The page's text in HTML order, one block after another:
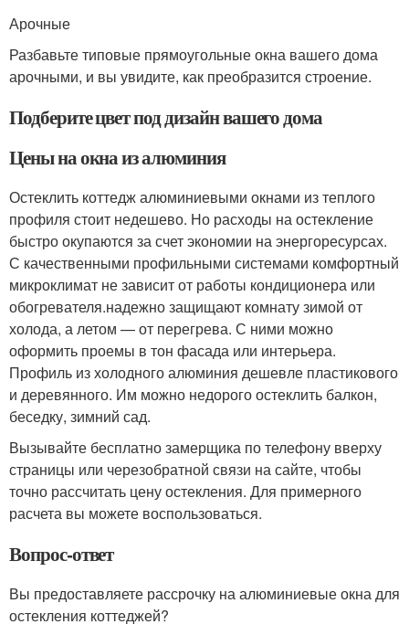
Арочные
Разбавьте типовые прямоугольные окна вашего дома
арочными, и вы увидите, как преобразится строение.
Подберите цвет под дизайн вашего дома
Цены на окна из алюминия
Остеклить коттедж алюминиевыми окнами из теплого
профиля стоит недешево. Но расходы на остекление
быстро окупаются за счет экономии на энергоресурсах.
С качественными профильными системами комфортный
микроклимат не зависит от работы кондиционера или
обогревателя.надежно защищают комнату зимой от
холода, а летом — от перегрева. С ними можно
оформить проемы в тон фасада или интерьера.
Профиль из холодного алюминия дешевле пластикового
и деревянного. Им можно недорого остеклить балкон,
беседку, зимний сад.
Вызывайте бесплатно замерщика по телефону вверху
страницы или черезобратной связи на сайте, чтобы
точно рассчитать цену остекления. Для примерного
расчета вы можете воспользоваться.
Вопрос-ответ
Вы предоставляете рассрочку на алюминиевые окна для
остекления коттеджей?